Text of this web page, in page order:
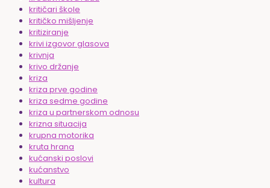
kritičari škole
kritičko mišljenje
kritiziranje
krivi izgovor glasova
krivnja
krivo držanje
kriza
kriza prve godine
kriza sedme godine
kriza u partnerskom odnosu
krizna situacija
krupna motorika
kruta hrana
kućanski poslovi
kućanstvo
kultura